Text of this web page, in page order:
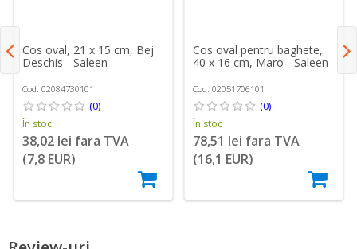
Cos oval, 21 x 15 cm, Bej
Deschis - Saleen
Cod: 02084730101
(0)
În stoc
38,02 lei fara TVA
(7,8 EUR)
Cos oval pentru baghete,
40 x 16 cm, Maro - Saleen
Cod: 02051706101
(0)
În stoc
78,51 lei fara TVA
(16,1 EUR)